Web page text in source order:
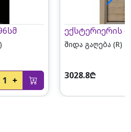
1 +
ექსტერიერის
შიდა გაღება (R)
3028.8₾